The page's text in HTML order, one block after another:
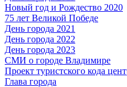
Новый год и Рождество 2020
75 лет Великой Победе
День города 2021
День города 2022
День города 2023
СМИ о городе Владимире
Проект туристского кода
Глава города